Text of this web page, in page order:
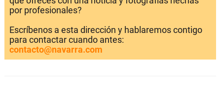
por profesionales?
Escríbenos a esta dirección y hablaremos contigo
para contactar cuando antes:
contacto@navarra.com